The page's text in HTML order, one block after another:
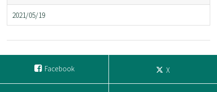
2021/05/19
Facebook X